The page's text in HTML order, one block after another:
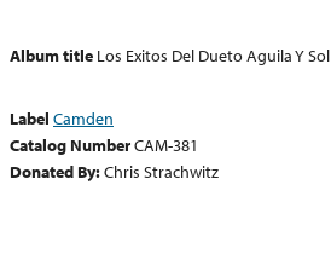
Album title Los Exitos Del Dueto Aguila Y Sol
Label Camden
Catalog NumberCAM-381
Donated By:Chris Strachwitz